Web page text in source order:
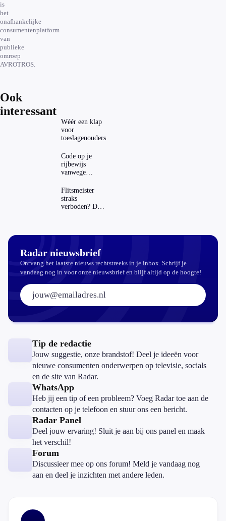
is
het
onafhankelijke
consumentenplatform
van
publieke
omroep
AVROTROS.
Ook
interessant
Wéér een klap
voor
toeslagenouders
Code op je
rijbewijs
vanwege
autisme? Zo
verwijder je
hem
Flitsmeister
straks
verboden? Dit
Radar nieuwsbrief
Ontvang het laatste nieuws rechtstreeks in je inbox. Schrijf je
vandaag nog in voor onze nieuwsbrief en blijf altijd op de hoogte!
E-mailadres:
Tip de redactie
Jouw suggestie, onze brandstof! Deel je ideeën voor
nieuwe consumenten onderwerpen op televisie, socials
en de site van Radar.
WhatsApp
Heb jij een tip of een probleem? Voeg Radar toe aan de
contacten op je telefoon en stuur ons een bericht.
Radar Panel
Deel jouw ervaring! Sluit je aan bij ons panel en maak
het verschil!
Forum
Discussieer mee op ons forum! Meld je vandaag nog
aan en deel je inzichten met andere leden.